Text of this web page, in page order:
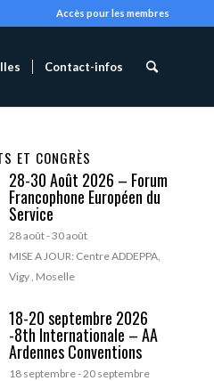
Accès pour les membres
Contact-infos
ET CONGRÈS
28-30 Août 2026 – Forum
Francophone Européen du
Service
28 août-30 août
MISE A JOUR: Centre ADDEPPA,
Vigy , Moselle
18-20 septembre 2026
-8th Internationale – AA
Ardennes Conventions
18 septembre-20 septembre